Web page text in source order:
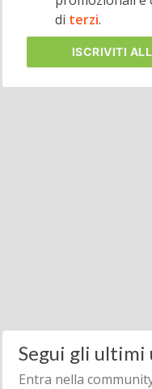
di terzi.
ISCRIVITI
Segui gli ultimi
Entra nella